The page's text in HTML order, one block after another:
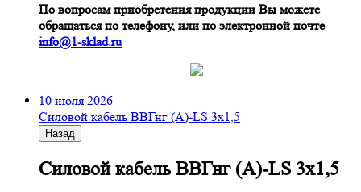
По вопросам приобретения продукции Вы можете
обращаться по телефону, или по электронной почте
info@1-sklad.ru
10 июля 2026
Cиловой кабель ВВГнг (A)-LS 3х1,5
Назад
Cиловой кабель ВВГнг (A)-LS 3х1,5